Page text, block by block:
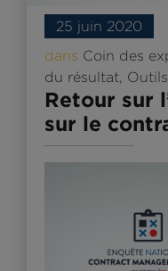
25 juin 2020
dans Coin des
du résultat, Outils
Retour sur
sur le